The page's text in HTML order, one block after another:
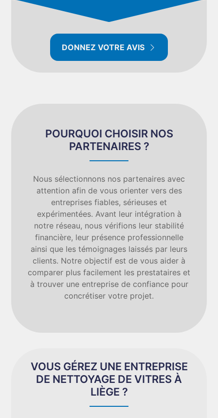
DONNEZ VOTRE AVIS
POURQUOI CHOISIR NOS
PARTENAIRES ?
Nous sélectionnons nos partenaires avec
attention afin de vous orienter vers des
entreprises fiables, sérieuses et
expérimentées. Avant leur intégration à
notre réseau, nous vérifions leur stabilité
financière, leur présence professionnelle
ainsi que les témoignages laissés par leurs
clients. Notre objectif est de vous aider à
comparer plus facilement les prestataires et
à trouver une entreprise de confiance pour
concrétiser votre projet.
VOUS GÉREZ UNE ENTREPRISE
DE NETTOYAGE DE VITRES À
LIÈGE ?